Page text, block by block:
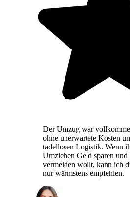
Der Umzug war
ohne unerwartete Kosten
tadellosen Logistik. Wenn
Umziehen Geld sparen und
vermeiden wollt, kann ich
nur wärmstens empfehlen.